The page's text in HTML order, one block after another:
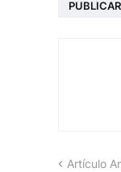
Artículo